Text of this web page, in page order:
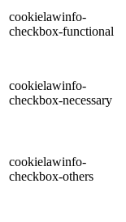
cookielawinfo-
checkbox-functional
cookielawinfo-
checkbox-necessary
cookielawinfo-
checkbox-others